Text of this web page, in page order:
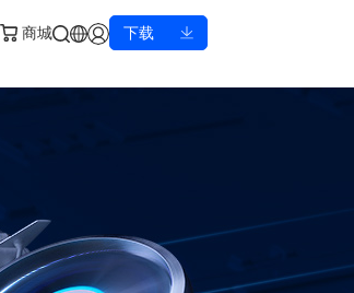
商城 下载